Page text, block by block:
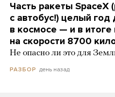
Часть ракеты SpaceX
с автобус!) целый
в космосе — и в итоге
на скорости 8700
Не опасно ли это для
РАЗБОР день назад